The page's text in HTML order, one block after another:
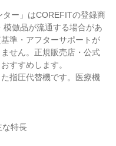
ター」はCOREFITの登録商
倣品が流通する場合があ
準・アフターサポートが
せん。正規販売店・公式
すすめします。
指圧代替機です。医療機
な特長